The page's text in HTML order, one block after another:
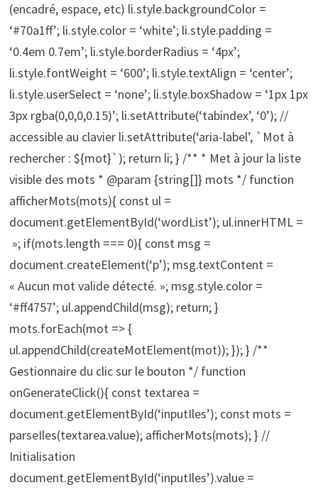
(encadré, espace, etc) li.style.backgroundColor =
‘#70a1ff’; li.style.color = ‘white’; li.style.padding =
‘0.4em 0.7em’; li.style.borderRadius = ‘4px’;
li.style.fontWeight = ‘600’; li.style.textAlign = ‘center’;
li.style.userSelect = ‘none’; li.style.boxShadow = ‘1px 1px
3px rgba(0,0,0,0.15)’; li.setAttribute(‘tabindex’, ‘0’); //
accessible au clavier li.setAttribute(‘aria-label’, `Mot à
rechercher : ${mot}`); return li; } /** * Met à jour la liste
visible des mots * @param {string[]} mots */ function
afficherMots(mots){ const ul =
document.getElementById(‘wordList’); ul.innerHTML =
»; if(mots.length === 0){ const msg =
document.createElement(‘p’); msg.textContent =
« Aucun mot valide détecté. »; msg.style.color =
‘#ff4757’; ul.appendChild(msg); return; }
mots.forEach(mot => {
ul.appendChild(createMotElement(mot)); }); } /**
Gestionnaire du clic sur le bouton */ function
onGenerateClick(){ const textarea =
document.getElementById(‘inputIles’); const mots =
parseIles(textarea.value); afficherMots(mots); } //
Initialisation
document.getElementById(‘inputIles’).value =